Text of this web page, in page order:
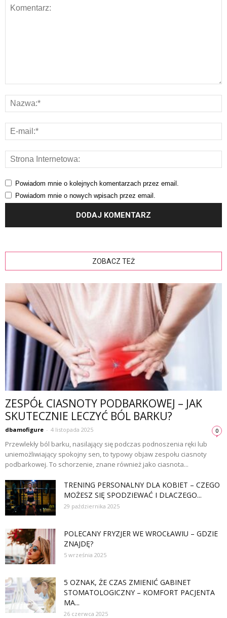
Powiadom mnie o kolejnych komentarzach przez email.
Powiadom mnie o nowych wpisach przez email.
ZOBACZ TEŻ
ZESPÓŁ CIASNOTY PODBARKOWEJ – JAK
SKUTECZNIE LECZYĆ BÓL BARKU?
dbamofigure - 4 listopada 2025 0
Przewlekły ból barku, nasilający się podczas podnoszenia ręki lub
uniemożliwiający spokojny sen, to typowy objaw zespołu ciasnoty
podbarkowej. To schorzenie, znane również jako ciasnota...
TRENING PERSONALNY DLA KOBIET – CZEGO
MOŻESZ SIĘ SPODZIEWAĆ I DLACZEGO...
29 października 2025
POLECANY FRYZJER WE WROCŁAWIU – GDZIE
ZNAJDĘ?
5 września 2025
5 OZNAK, ŻE CZAS ZMIENIĆ GABINET
STOMATOLOGICZNY – KOMFORT PACJENTA
MA...
26 czerwca 2025